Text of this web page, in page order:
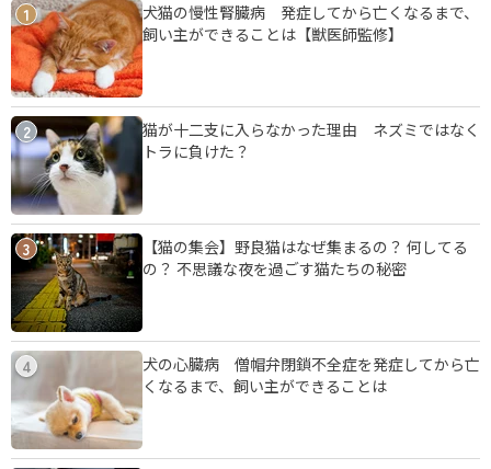
1
犬猫の慢性腎臓病 発症してから亡くなるまで、
飼い主ができることは【獣医師監修】
2
猫が十二支に入らなかった理由 ネズミではなく
トラに負けた？
3
【猫の集会】野良猫はなぜ集まるの？ 何してる
の？ 不思議な夜を過ごす猫たちの秘密
4
犬の心臓病 僧帽弁閉鎖不全症を発症してから亡
くなるまで、飼い主ができることは